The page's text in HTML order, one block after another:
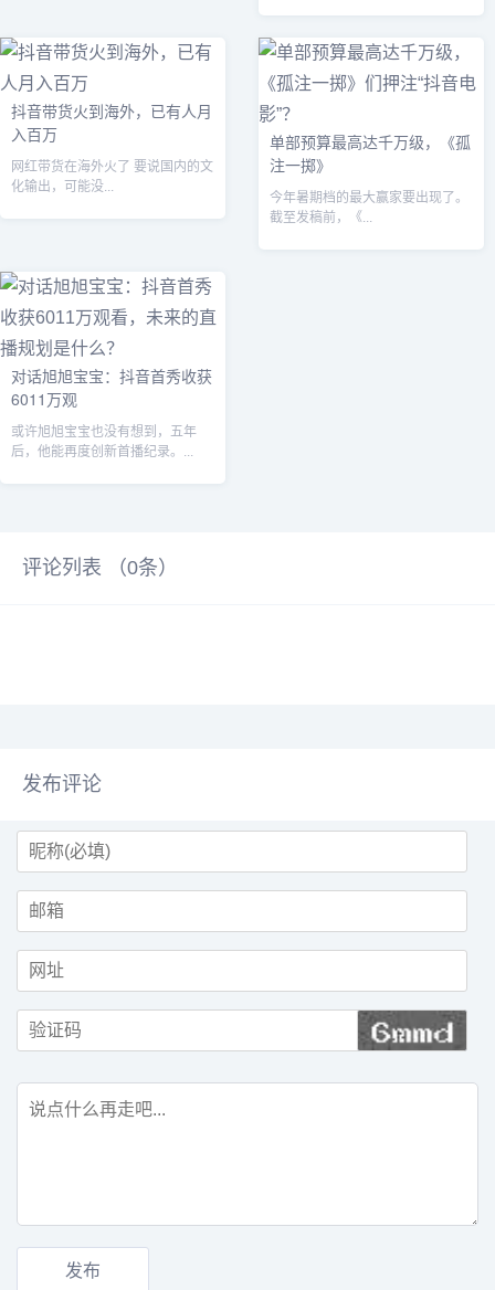
抖音带货火到海外，已有人月
入百万
网红带货在海外火了 要说国内的文
化输出，可能没...
单部预算最高达千万级，《孤
注一掷》
今年暑期档的最大赢家要出现了。
截至发稿前，《...
对话旭旭宝宝：抖音首秀收获
6011万观
或许旭旭宝宝也没有想到，五年
后，他能再度创新首播纪录。...
评论列表 （0条）
发布评论